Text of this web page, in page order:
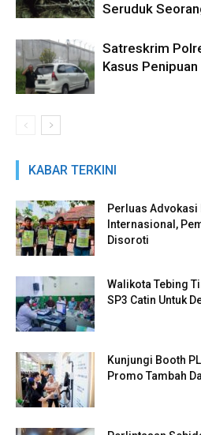
Seruduk
Satreskrim
Kasus
KABAR TERKINI
Perluas Advokasi
Internasional,
Disoroti
Walikota Tebing
SP3 Catin Untuk
Kunjungi Booth
Promo Tambah